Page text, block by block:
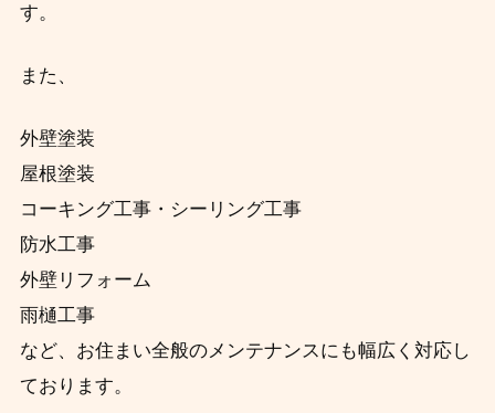
す。
また、
外壁塗装
屋根塗装
コーキング工事・シーリング工事
防水工事
外壁リフォーム
雨樋工事
など、お住まい全般のメンテナンスにも幅広く対応し
ております。